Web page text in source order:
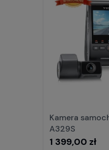
Kamera
A329S
1 399,00 zł